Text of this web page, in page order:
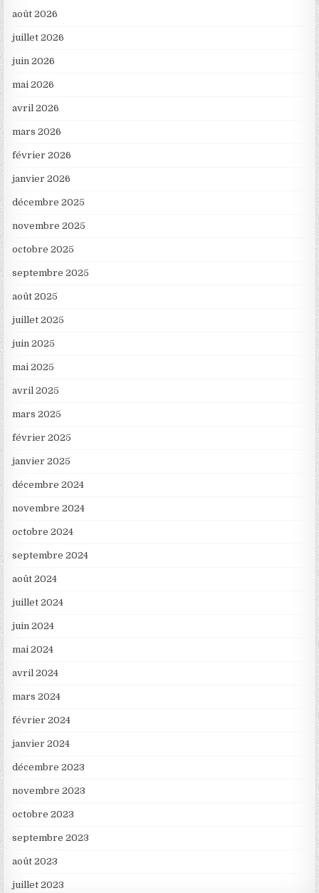
août 2026
juillet 2026
juin 2026
mai 2026
avril 2026
mars 2026
février 2026
janvier 2026
décembre 2025
novembre 2025
octobre 2025
septembre 2025
août 2025
juillet 2025
juin 2025
mai 2025
avril 2025
mars 2025
février 2025
janvier 2025
décembre 2024
novembre 2024
octobre 2024
septembre 2024
août 2024
juillet 2024
juin 2024
mai 2024
avril 2024
mars 2024
février 2024
janvier 2024
décembre 2023
novembre 2023
octobre 2023
septembre 2023
août 2023
juillet 2023